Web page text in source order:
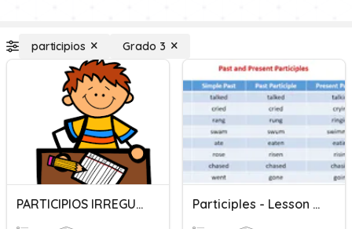
participios Grado 3
PARTICIPIOS IRREGULARES Participles - Lesson 14 Grammar